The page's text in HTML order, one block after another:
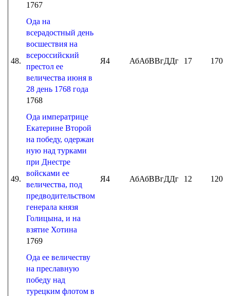
1767
48.
Ода на
всерадостный день
восшествия на
всероссийский
престол ее
величества июня в
28 день 1768 года
1768
Я4 АбАбВВгДДг 17 170
49.
Ода императрице
Екатерине Второй
на победу, одержан
ную над турками
при Днестре
войсками ее
величества, под
предводительством
генерала князя
Голицына, и на
взятие Хотина
1769
Я4 АбАбВВгДДг 12 120
Ода ее величеству
на преславную
победу над
турецким флотом в